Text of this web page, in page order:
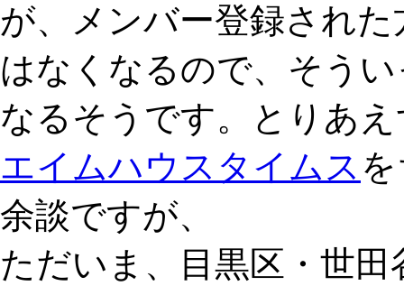
が、メンバー登録され
はなくなるので、そう
なるそうです。とりあ
エイムハウスタイムス
余談ですが、
ただいま、目黒区・世